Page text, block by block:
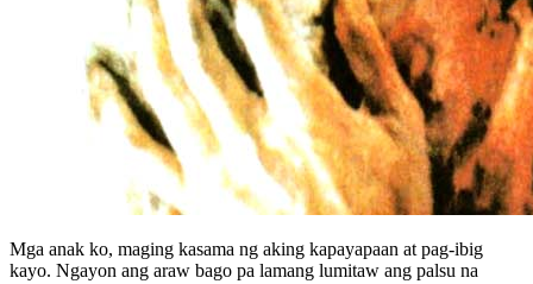
Mga anak ko, maging kasama ng aking kapayapaan at pag-ibig
kayo. Ngayon ang araw bago pa lamang lumitaw ang palsu na